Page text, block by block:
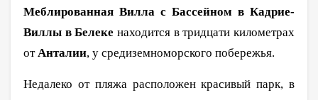
Меблированная Вилла с Бассейном в Кадрие-
Виллы в Белеке находится в тридцати километрах
от Анталии, у средиземноморского побережья.
Недалеко от пляжа расположен красивый парк, в